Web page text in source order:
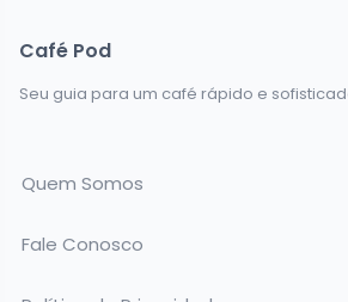
Café Pod
Seu guia para um café rápido e
Quem Somos
Fale Conosco